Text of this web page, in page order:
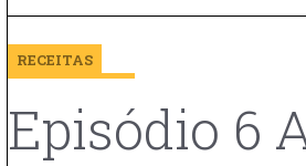
RECEITAS
Episódio 6